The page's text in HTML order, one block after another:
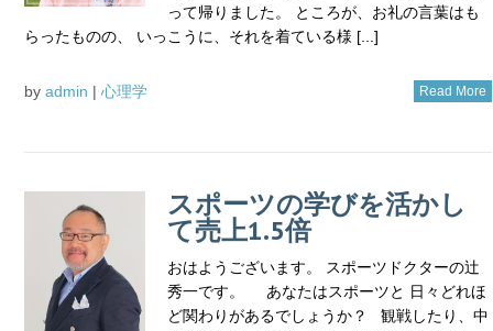
って帰りました。 ところが、お礼の言葉はも
らったものの、 いっこうに、それを着ている様 [...]
by admin | 心理学 Read More
スポーツの学びを活かし
て売上1.5倍
おはようございます。 スポーツドクターの辻
秀一です。 あなたはスポーツと 日々どれほ
ど関わりがあるでしょうか？ 観戦したり、中